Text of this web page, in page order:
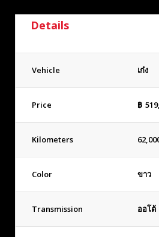
Details
Vehicle เก๋ง
Price ฿
Kilometers
Color ขาว
Transmission ออโต้